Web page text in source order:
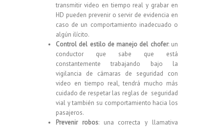
transmitir video en tiempo real y grabar en
HD pueden prevenir o servir de evidencia en
caso de un comportamiento inadecuado o
algún ilícito.
Control del estilo de manejo del chofer: un
conductor que sabe que está
constantemente trabajando bajo la
vigilancia de cámaras de seguridad con
video en tiempo real, tendrá mucho más
cuidado de respetar las reglas de seguridad
vial y también su comportamiento hacia los
pasajeros.
Prevenir robos: una correcta y llamativa